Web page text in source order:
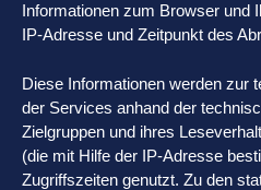
Informationen zum Browser und
IP-Adresse und Zeitpunkt des
Diese Informationen werden zur
der Services anhand der
Zielgruppen und ihres
(die mit Hilfe der IP-Adresse
Zugriffszeiten genutzt. Zu den